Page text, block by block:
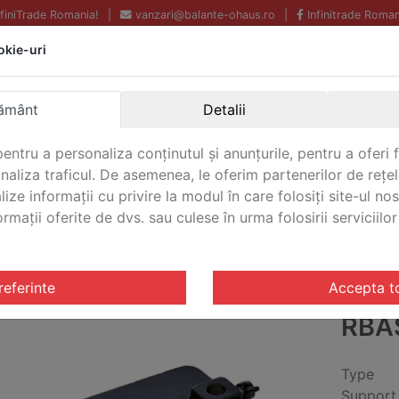
Romania! vanzari@balante-ohaus.ro Infinitrade
Echipamente profesionale
Oriunde in Romania.
CONTACT
/ Tija/Suport Ohaus CLR-RBASECL
Type
Support
uri
Detalii
a personaliza conținutul și anunțurile, pentru a oferi
traficul. De asemenea, le oferim partenerilor de
informații cu privire la modul în care folosiți site-ul
oferite de dvs. sau culese în urma folosirii serviciilor
Accepta